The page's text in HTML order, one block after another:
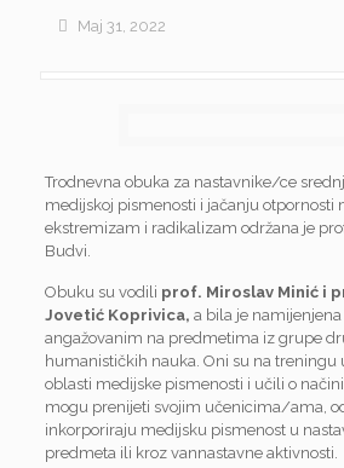
Maj 31, 2022
Trodnevna obuka za nastavnike/ce
medijskoj pismenosti i jačanju otpornosti
ekstremizam i radikalizam održana je
Budvi.
Obuku su vodili prof. Miroslav Minić i
Jovetić Koprivica, a bila je
angažovanim na predmetima iz grupe
humanističkih nauka. Oni su na treningu
oblasti medijske pismenosti i učili o
mogu prenijeti svojim učenicima/ama,
inkorporiraju medijsku pismenost u
predmeta ili kroz vannastavne aktivnosti.